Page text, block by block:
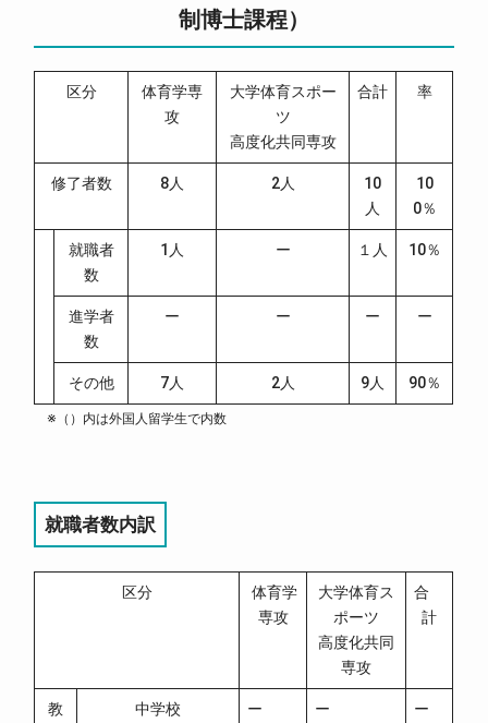
制博士課程）
区分
体育学専
攻
大学体育スポー
ツ
高度化共同専攻
合計 率
修了者数 8人 2人
10
人
10
0％
就職者
数
1人 ー １人 10％
進学者
数
ー ー ー ー
その他 7人 2人 9人 90％
※（）内は外国人留学生で内数
就職者数内訳
区分
体育学
専攻
大学体育ス
ポーツ
高度化共同
専攻
合
計
教
中学校 ー ー ー